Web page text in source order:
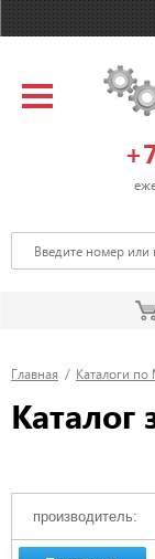
Главная / Каталоги
Каталог
производитель: